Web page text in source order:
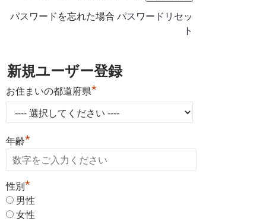
パスワードを忘れた場合 パスワードリセッ
ト
新規ユーザー登録
お住まいの都道府県*
年齢*
性別 *
男性
女性